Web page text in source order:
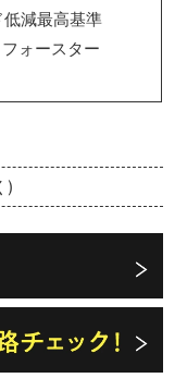
)
減最高基準
ースター